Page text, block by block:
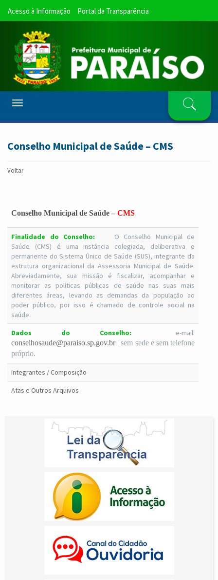
Acesso à Informação Portal da Transparência
Toggle
Conselho Municipal de Saúde – CMS
Voltar
Conselho Municipal de Saúde – CMS
Finalidade do Conselho:
O Conselho Municipal de
Saúde (CMS) é uma instância colegiada, deliberativa e
permanente do Sistema Único de Saúde (SUS), integrante da
estrutura organizacional da Assessoria Municipal de Saúde.
Abreviadamente, sua missão é fiscalizar, acompanhar e
monitorar as políticas públicas de saúde nas suas mais
diferentes áreas, levando as demandas da população ao
poder público, por isso é chamado de controle social na
saúde.
Dados do Conselho: e-mail:
conselhosaude@paraiso.sp.gov.br| sem sede e sem telefone
próprio.
Integrantes / Composição
Atas e Outros Arquivos